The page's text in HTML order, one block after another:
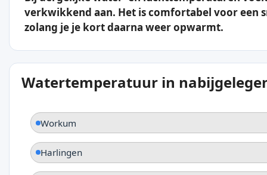
verkwikkend aan. Het is comfortabel voor een
zolang je je kort daarna weer opwarmt.
Watertemperatuur in
Workum
Harlingen